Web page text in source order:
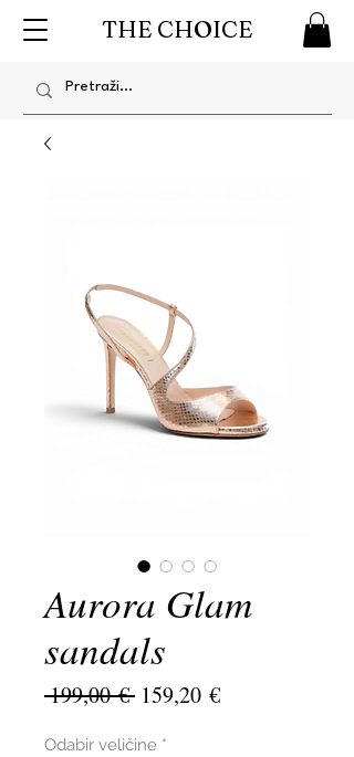
THE CHOICE
Aurora Glam
sandals
199,00 € Redovna
159,20 €Cijena
Odabir veličine *